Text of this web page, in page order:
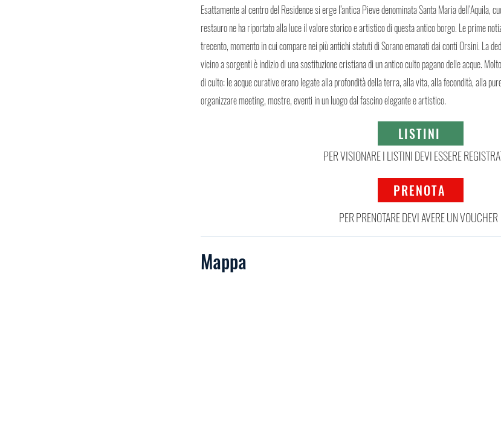
Esattamente al centro del Residence si erge l’antica Pieve denominata Santa Maria dell’Aquila,
restauro ne ha riportato alla luce il valore storico e artistico di questa antico borgo. Le prime
trecento, momento in cui compare nei più antichi statuti di Sorano emanati dai conti Orsini. La
vicino a sorgenti è indizio di una sostituzione cristiana di un antico culto pagano delle acque.
di culto: le acque curative erano legate alla profondità della terra, alla vita, alla fecondità, alla
organizzare meeting, mostre, eventi in un luogo dal fascino elegante e artistico.
LISTINI
PER VISIONARE I LISTINI DEVI ESSERE
PRENOTA
PER PRENOTARE DEVI AVERE UN VOUCHER
Mappa